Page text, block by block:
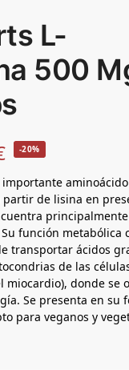
L-
500
-20%
de lisina en
función metabólica
transportar ácidos
de las
miocardio), donde se
Se presenta en su
para veganos y